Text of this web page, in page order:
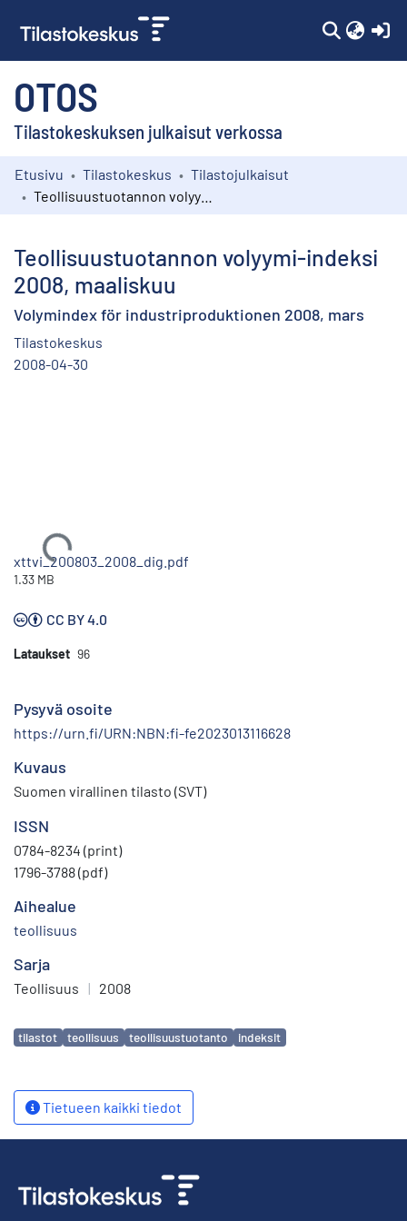
OTOS
Tilastokeskuksen julkaisut verkossa
Kokoelmat
Etusivu Tilastokeskus
Tilastojulkaisut
Teollisuustuotannon volyymi-indeksi
2008, maaliskuu
Volymindex för industriproduktionen 2008, mars
Tilastokeskus
2008-04-30
Ladataan...
xttvi_200803_2008_dig.pdf
1.33 MB
CC BY 4.0
Lataukset 96
Pysyvä osoite
https://urn.fi/URN:NBN:fi-fe2023013116628
Kuvaus
Suomen virallinen tilasto (SVT)
ISSN
0784-8234 (print)
1796-3788 (pdf)
Aihealue
teollisuus
Sarja
Teollisuus | 2008
Avainsanat
tilastot teollisuus teollisuustuotanto indeksit
Tietueen kaikki tiedot